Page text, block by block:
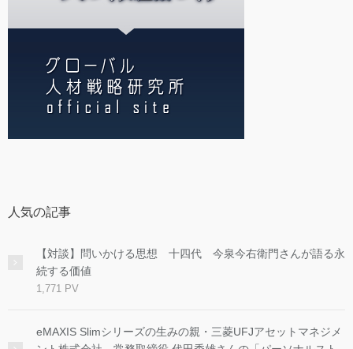
人気の記事
【対談】問いかける思想 十四代 今泉今右衛門さんが語る永
続する価値
1,771 PV
eMAXIS Slimシリーズの生みの親・三菱UFJアセットマネジメ